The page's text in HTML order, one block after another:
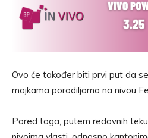
Ovo će također biti prvi put da
majkama porodiljama na nivou
Pored toga, putem redovnih